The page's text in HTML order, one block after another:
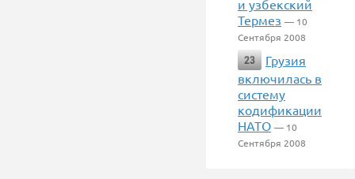
и узбекский
Термез — 10
Сентября 2008
23
Грузия
включилась в
систему
кодификации
НАТО — 10
Сентября 2008